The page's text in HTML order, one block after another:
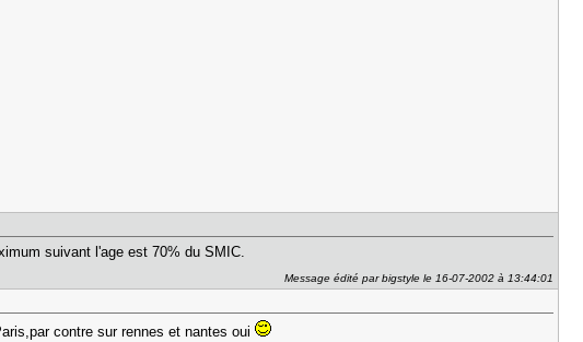
suivant l'age est 70% du SMIC.
Message édité par bigstyle le 16-07-2002 à 13:44:01
contre sur rennes et nantes oui